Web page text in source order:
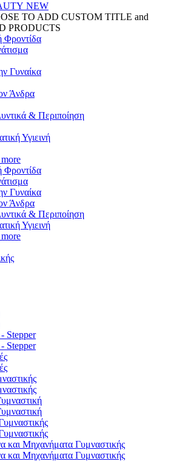
NEW
TO ADD CUSTOM TITLE and
PRODUCTS
Γυναίκα
Άνδρα
& Περιποίηση
Υγιεινή
Γυναίκα
Άνδρα
& Περιποίηση
Υγιεινή
- Stepper
- Stepper
και Μηχανήματα Γυμναστικής
και Μηχανήματα Γυμναστικής